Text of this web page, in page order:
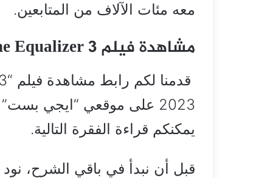
معه مئات الآلاف من المتابعين.
مشاهدة فيلم The Equalizer 3 الجزء الثالث مترجم 2023
2023 على موقعي “ايجي
يمكنكم قراءة الفقرة التالية.
قبل أن نبدأ في باقي الشرح،